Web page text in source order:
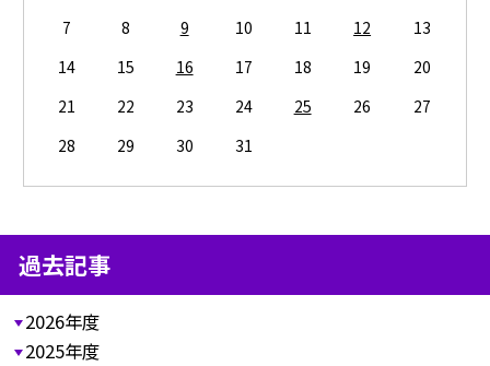
7
8 9 10 11 12
13
14
15 16 17 18 19
20
21
22 23 24 25 26
27
28
29 30 31
過去記事
2026年度
2025年度